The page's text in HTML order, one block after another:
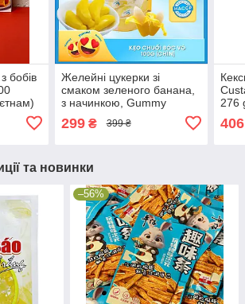
бобів
Желейні цукерки зі
смаком зеленого банана,
з начинкою, Gummy
299₴ 399 ₴
276
406
та новинки
–56%